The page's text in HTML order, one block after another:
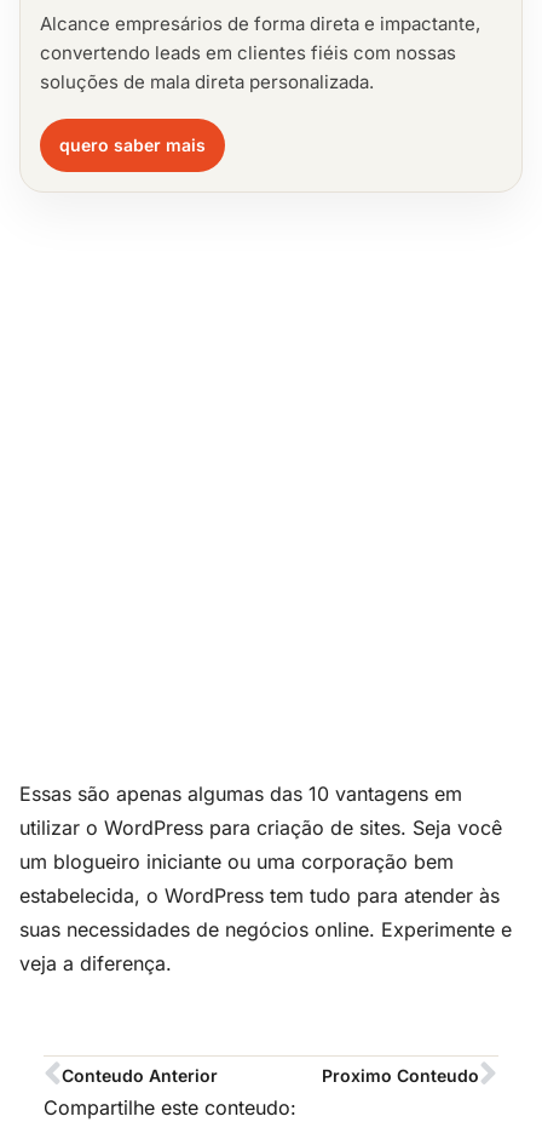
Alcance empresários de forma direta e impactante,
convertendo leads em clientes fiéis com nossas
soluções de mala direta personalizada.
quero saber mais
Essas são apenas algumas das 10 vantagens em
utilizar o WordPress para criação de sites. Seja você
um blogueiro iniciante ou uma corporação bem
estabelecida, o WordPress tem tudo para atender às
suas necessidades de negócios online. Experimente e
veja a diferença.
Conteudo Anterior Proximo Conteudo
Compartilhe este conteudo: